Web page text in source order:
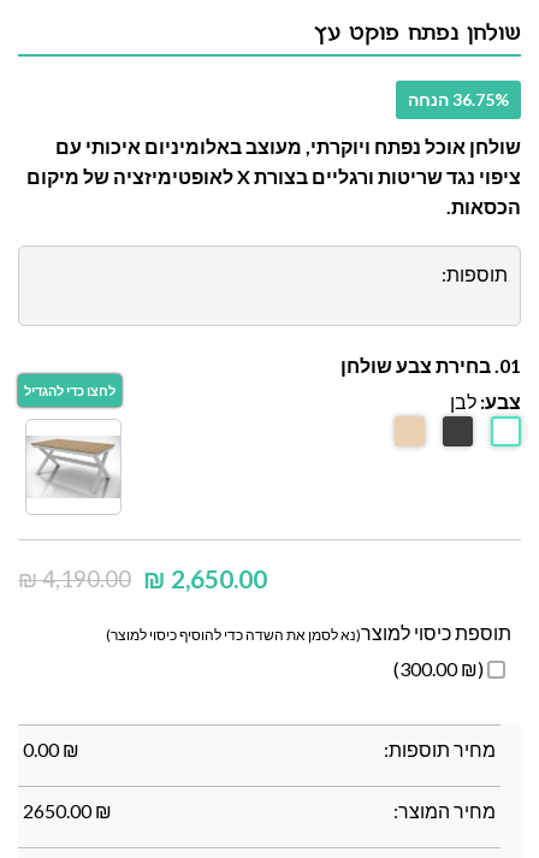
שולחן נפתח פוקט עץ
36.75% הנחה
שולחן אוכל נפתח ויוקרתי, מעוצב באלומיניום איכותי עם
ציפוי נגד שריטות ורגליים בצורת X לאופטימיזציה של מיקום
הכסאות.
תוספות:
01. בחירת צבע שולחן
צבע: לבן
₪4,190.00 ₪ 2,650.00
תוספת כיסוי למוצר(נא לסמן את השדה כדי להוסיף כיסוי למוצר)
(₪ 300.00)
מחיר תוספות: ₪
0.00
מחיר המוצר: ₪
2650.00